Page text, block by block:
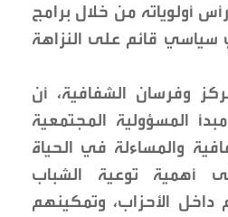
أولوياته من خلال برامج
قائم على النزاهة
وفرسان الشفافية، أن
المسؤولية المجتمعية
والمساءلة في الحياة
أهمية توعية الشباب
داخل الأحزاب، وتمكينهم